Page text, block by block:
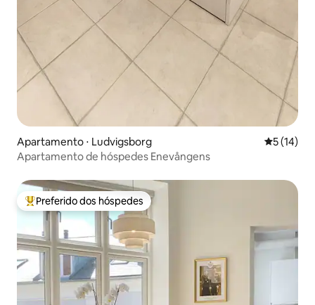
Apartamento ⋅ Ludvigsborg 5 de uma
5 (14)
Apartamento de hóspedes Enevångens
Entre os melhores preferidos dos hóspedes
Preferido dos hóspedes